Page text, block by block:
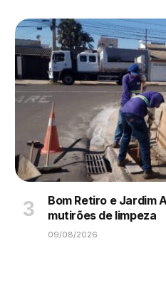
Bom Retiro e Jardim
mutirões de limpeza
09/08/2026